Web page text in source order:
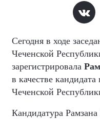
Сегодня в ходе
Чеченской
зарегистрировала
в качестве
Чеченской
Кандидатура